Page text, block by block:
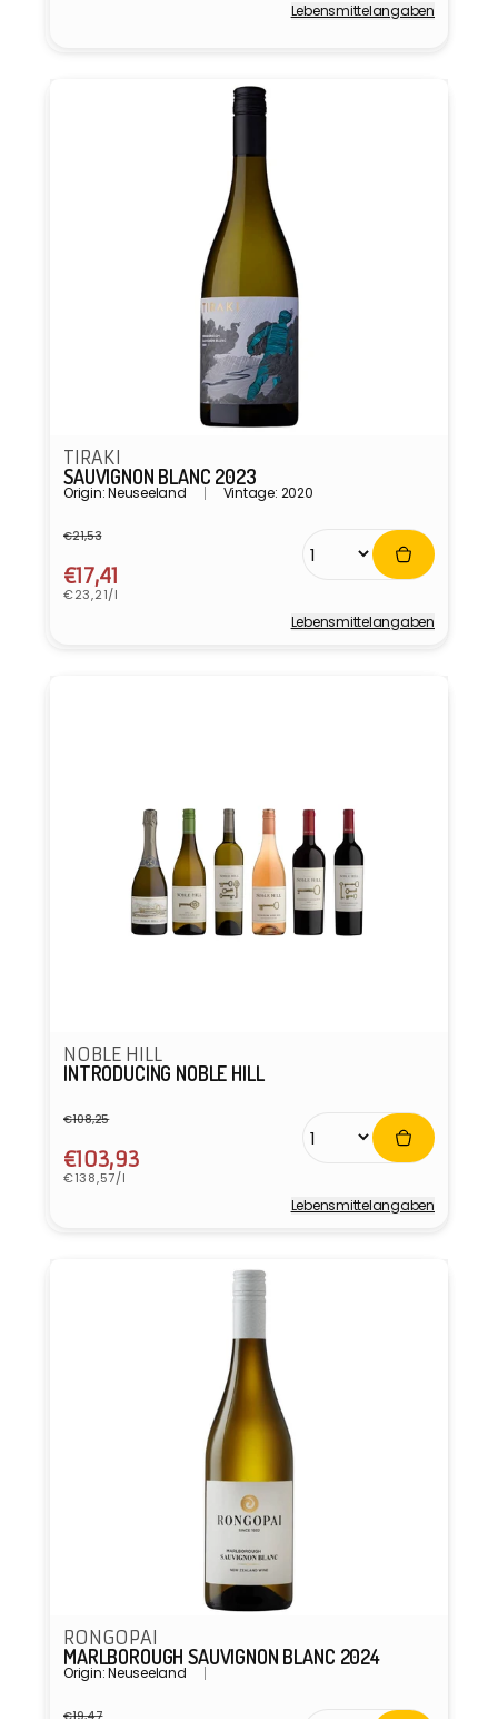
Lebensmittel­angaben
TIRAKI
SAUVIGNON BLANC 2023
Origin: Neuseeland Vintage: 2020
Normaler
Preis
€21,53
Verkaufspreis
€17,41
Grundpreis
€23,21/l
Lebensmittel­angaben
NOBLE HILL
INTRODUCING NOBLE HILL
Normaler
Preis
€108,25
Verkaufspreis
€103,93
Grundpreis
€138,57/l
Lebensmittel­angaben
RONGOPAI
MARLBOROUGH SAUVIGNON BLANC 2024
Origin: Neuseeland